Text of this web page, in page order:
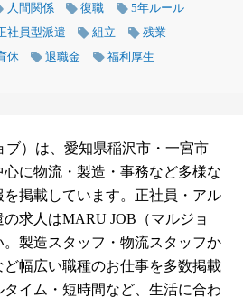
人間関係 復職
5年ルール
社員型派遣 組立
残業
休 退職金
福利厚生
ブ）は、愛知県稲沢市・一宮市
に物流・製造・事務など多様な
掲載しています。正社員・アル
求人はMARU JOB（マルジョ
製造スタッフ・物流スタッフか
幅広い職種のお仕事を多数掲載
イム・短時間など、生活に合わ